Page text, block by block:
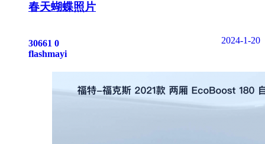
春天蝴蝶照片
30661 0
flashmayi
2024-1-20